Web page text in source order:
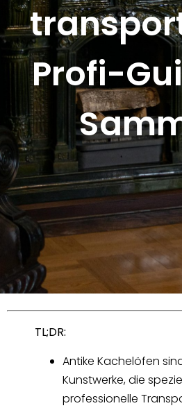
Profi-
TL;DR:
Antike Kachelöfen
Kunstwerke, die
professionelle